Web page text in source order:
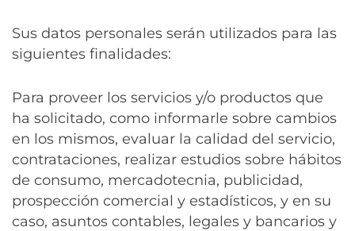
Sus datos personales serán utilizados para las
siguientes finalidades:
Para proveer los servicios y/o productos que
ha solicitado, como informarle sobre cambios
en los mismos, evaluar la calidad del servicio,
contrataciones, realizar estudios sobre hábitos
de consumo, mercadotecnia, publicidad,
prospección comercial y estadísticos, y en su
caso, asuntos contables, legales y bancarios y